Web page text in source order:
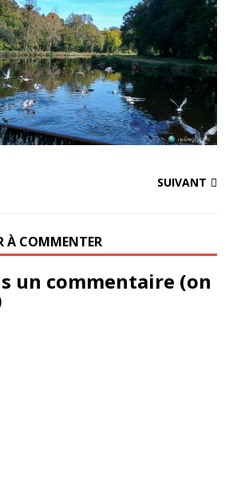
SUIVANT
À COMMENTER
un commentaire (on